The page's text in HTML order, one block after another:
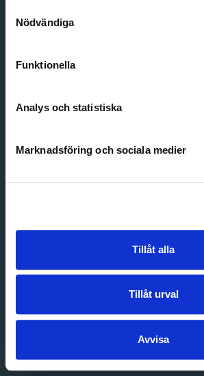
Nödvändiga
Funktionella
Analys och statistiska
Marknadsföring och sociala medier
Tillåt alla
Tillåt urval
Avvisa